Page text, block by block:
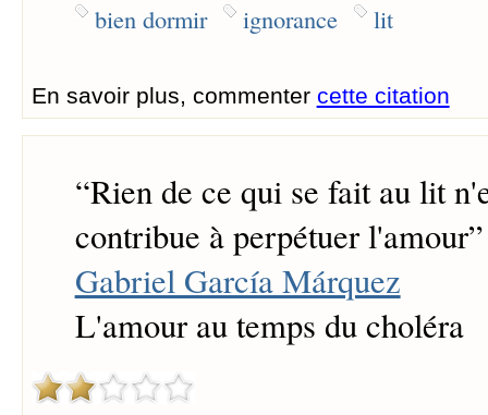
bien dormir ignorance lit
En savoir plus, commenter cette citation
“Rien de ce qui se fait au lit
contribue à perpétuer l'amour”
Gabriel García Márquez
L'amour au temps du choléra